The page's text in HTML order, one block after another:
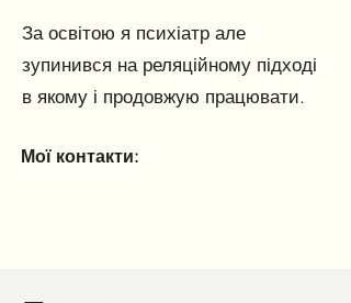
За освітою я психіатр але
зупинився на реляційному підході
в якому і продовжую працювати.
Мої контакти: